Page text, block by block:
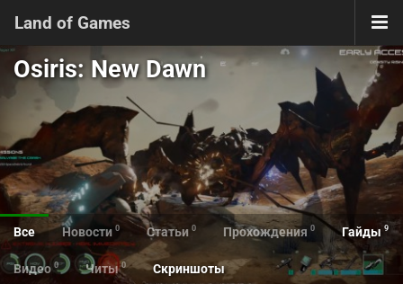
Land of Games
Osiris: New Dawn
Все Новости 0 Статьи 0 Прохождения 0 Гайды 9
Видео 0 Читы 0 Скриншоты